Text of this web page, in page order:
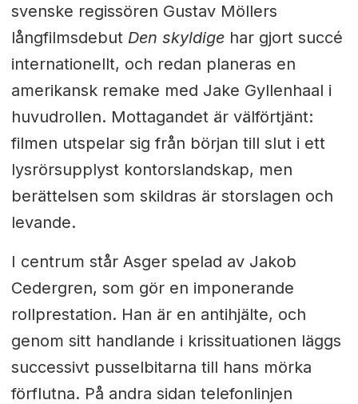
svenske regissören Gustav Möllers
långfilmsdebut Den skyldigehar gjort succé
internationellt, och redan planeras en
amerikansk remake med Jake Gyllenhaal i
huvudrollen. Mottagandet är välförtjänt:
filmen utspelar sig från början till slut i ett
lysrörsupplyst kontorslandskap, men
berättelsen som skildras är storslagen och
levande.
I centrum står Asger spelad av Jakob
Cedergren, som gör en imponerande
rollprestation. Han är en antihjälte, och
genom sitt handlande i krissituationen läggs
successivt pusselbitarna till hans mörka
förflutna. På andra sidan telefonlinjen